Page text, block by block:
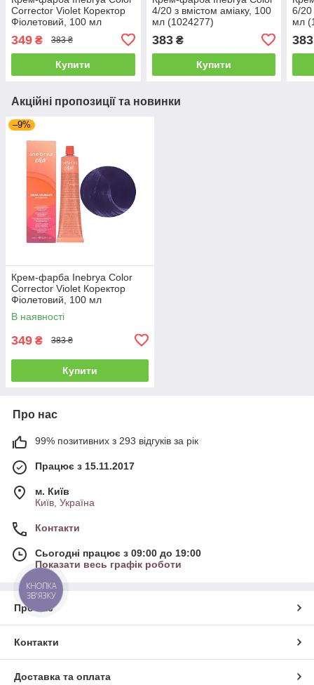
Corrector Violet Коректор
Фіолетовий, 100 мл
349 ₴ 383 ₴
Купити
4/20 з вмiстом амiаку, 100
мл (1024277)
383₴
Купити
6/20
мл
383
Акційні пропозиції та новинки
–9%
Крем-фарба Inebrya Сolor
Corrector Violet Коректор
Фіолетовий, 100 мл
(1006681)
В наявності
349 ₴ 383 ₴
Купити
Про нас
99% позитивних з 293 відгуків за рік
Працює з 15.11.2017
м. Київ
Київ, Україна
Контакти
Сьогодні працює з 09:00 до 19:00
Показати весь графік роботи
Про нас
Контакти
Доставка та оплата
КНОПКА
ЗВ'ЯЗКУ